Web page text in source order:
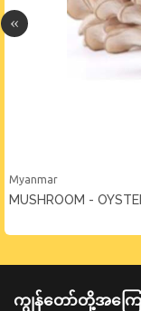
Myanmar
MUSHROOM -
ကျွန်တော်တို့အကြေ